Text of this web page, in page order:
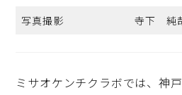
写真撮影
寺下 純
ミサオケンチクラボでは、神